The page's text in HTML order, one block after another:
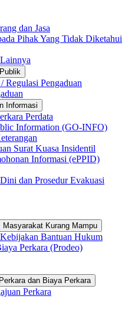
dan Jasa
Pihak Yang Tidak Diketahui
Regulasi Pengaduan
Informasi
Perdata
Information (GO-INFO)
Surat Kuasa Insidentil
Informasi (ePPID)
dan Prosedur Evakuasi
Masyarakat Kurang Mampu
Bantuan Hukum
Perkara (Prodeo)
dan Biaya Perkara
Perkara